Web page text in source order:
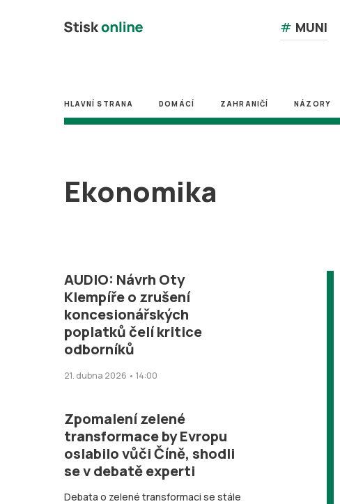
# MUNI
HLAVNÍ STRANA DOMÁCÍ ZAHRANIČÍ NÁZORY
Ekonomika
AUDIO: Návrh Oty
Klempíře o zrušení
koncesionářských
poplatků čelí kritice
odborníků
21. dubna 2026 • 14:00
Zpomalení zelené
transformace by Evropu
oslabilo vůči Číně, shodli
se v debatě experti
Debata o zelené transformaci se stále